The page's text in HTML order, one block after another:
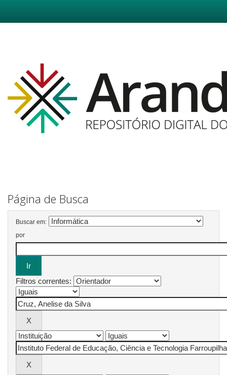
Página de Busca
Buscar em:
por
Filtros correntes: